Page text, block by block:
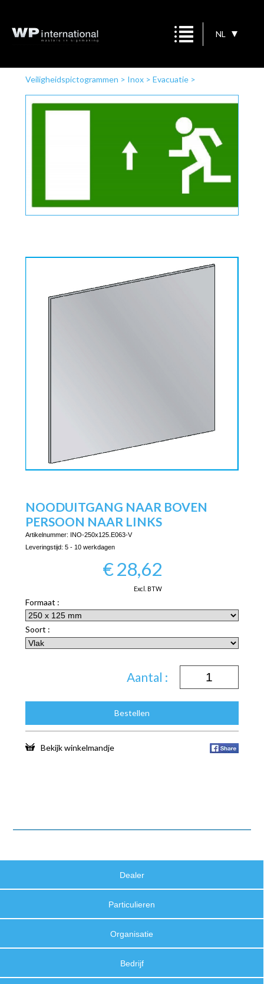
NL
Veiligheidspictogrammen > Inox> Evacuatie>
Nooduitgang naar boven persoon naar links
NOODUITGANG NAAR BOVEN
PERSOON NAAR LINKS
Artikelnummer:
INO-250x125.E063-V
Leveringstijd: 5 - 10 werkdagen
€28,62
Excl. BTW
Formaat :
Soort :
Aantal :
Bestellen
Bekijk winkelmandje
Dealer
Particulieren
Organisatie
Bedrijf